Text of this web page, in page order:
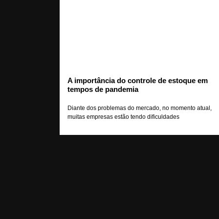
A importância do controle de estoque em
tempos de pandemia
Diante dos problemas do mercado, no momento atual,
muitas empresas estão tendo dificuldades